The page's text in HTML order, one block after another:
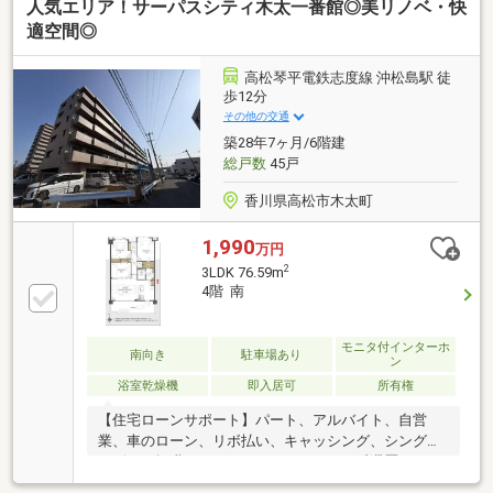
ームで、入居後すぐ快適に暮らせます。キッチンはIH
買い物便利で、目の前にコンビニもあり生活利便性は
抜群。近隣駐車場2台確保済みの住戸です！
人気エリア！サーパスシティ木太一番館◎美リノベ・快
適空間◎
高松琴平電鉄志度線 沖松島駅 徒
歩12分
その他の交通
築28年7ヶ月/6階建
総戸数45戸
香川県高松市木太町
1,990万円
3LDK 76.59m2
4階 南
南向き 駐車場あり
モニタ付インターホ
ン
浴室乾燥機
即入居可 所有権
【住宅ローンサポート】パート、アルバイト、自営
業、車のローン、リボ払い、キャッシング、シングル
など住宅ローン審査が不安、「自分は無理かも…」と